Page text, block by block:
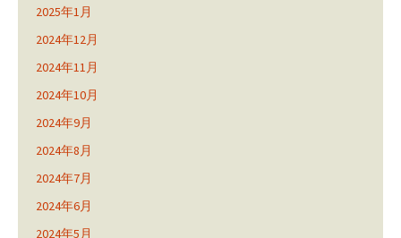
2025年1月
2024年12月
2024年11月
2024年10月
2024年9月
2024年8月
2024年7月
2024年6月
2024年5月